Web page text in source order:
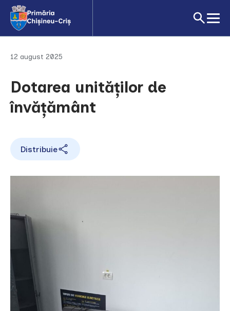
12 august 2025
Dotarea unităților de
învățământ
Distribuie